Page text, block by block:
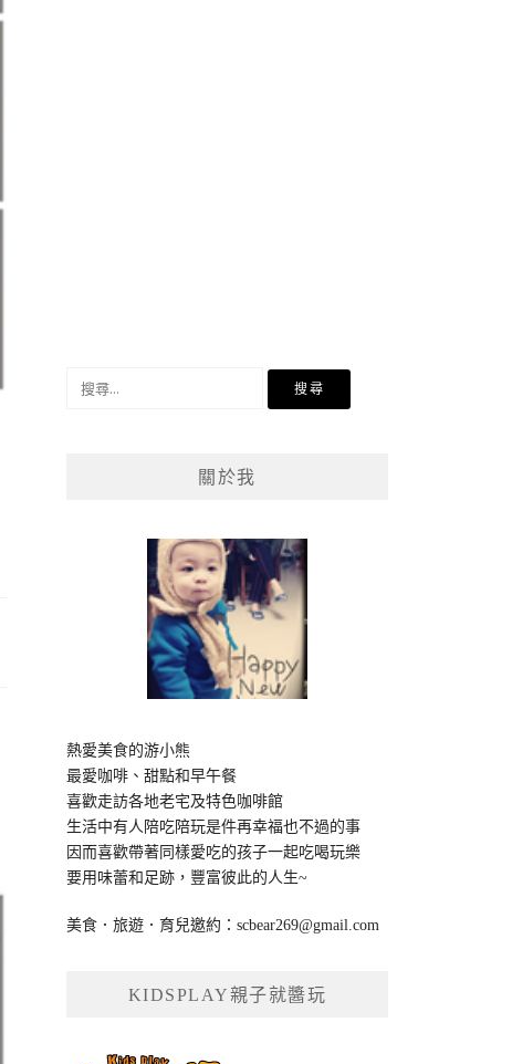
關於我
熱愛美食的游小熊
最愛咖啡、甜點和早午餐
喜歡走訪各地老宅及特色咖啡館
生活中有人陪吃陪玩是件再幸福也不過的事
因而喜歡帶著同樣愛吃的孩子一起吃喝玩樂
要用味蕾和足跡，豐富彼此的人生~
美食．旅遊．育兒邀約：scbear269@gmail.com
KIDSPLAY親子就醬玩